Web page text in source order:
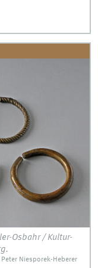
Osbahr / Kultur-
Niesporek-Heberer